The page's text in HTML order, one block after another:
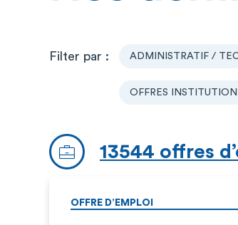
ADMINISTRATIF /
OFFRES
13544 offres
OFFRE D’EMPLOI